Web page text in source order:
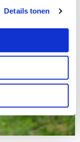
Details tonen